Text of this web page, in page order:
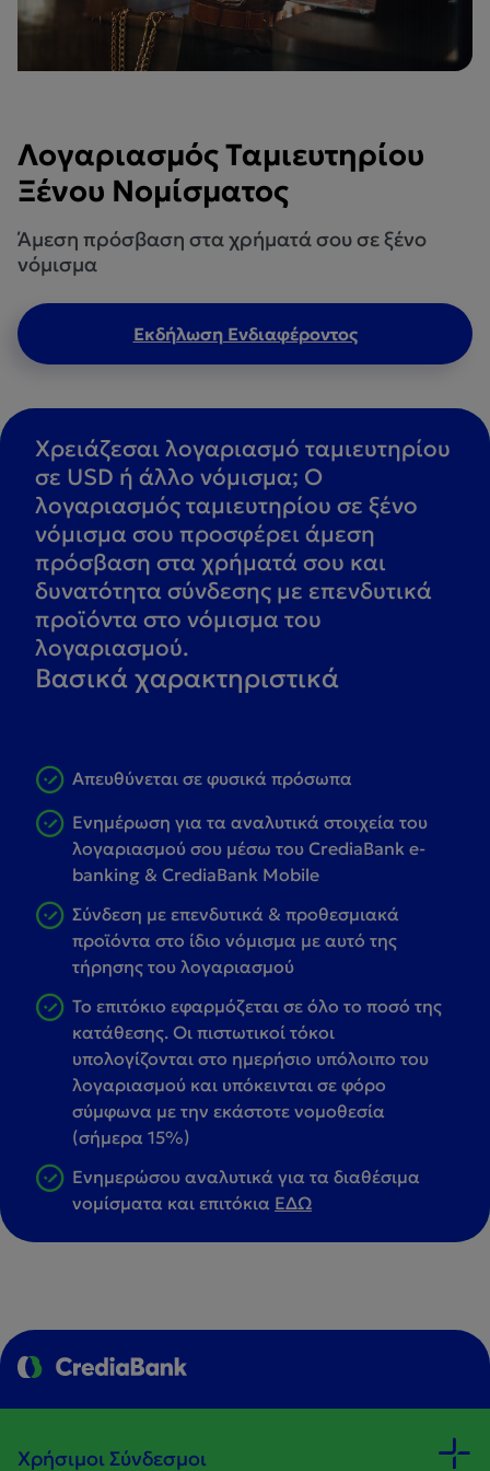
Λογαριασμός Ταμιευτηρίου
Ξένου Νομίσματος
Άμεση πρόσβαση στα χρήματά σου σε ξένο
νόμισμα
Εκδήλωση Ενδιαφέροντος
Χρειάζεσαι λογαριασμό ταμιευτηρίου
σε USD ή άλλο νόμισμα; Ο
λογαριασμός ταμιευτηρίου σε ξένο
νόμισμα σου προσφέρει άμεση
πρόσβαση στα χρήματά σου και
δυνατότητα σύνδεσης με επενδυτικά
προϊόντα στο νόμισμα του
λογαριασμού.
Βασικά χαρακτηριστικά
Απευθύνεται σε φυσικά πρόσωπα
Ενημέρωση για τα αναλυτικά στοιχεία του
λογαριασμού σου μέσω του CrediaBank e-
banking & CrediaBank Mobile
Σύνδεση με επενδυτικά & προθεσμιακά
προϊόντα στο ίδιο νόμισμα με αυτό της
τήρησης του λογαριασμού
Το επιτόκιο εφαρμόζεται σε όλο το ποσό της
κατάθεσης. Οι πιστωτικοί τόκοι
υπολογίζονται στο ημερήσιο υπόλοιπο του
λογαριασμού και υπόκεινται σε φόρο
σύμφωνα με την εκάστοτε νομοθεσία
(σήμερα 15%)
Ενημερώσου αναλυτικά για τα διαθέσιμα
νομίσματα και επιτόκια ΕΔΩ
Χρήσιμοι Σύνδεσμοι